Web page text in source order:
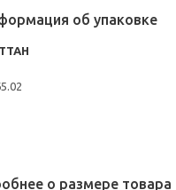
об упаковке
о размере товара